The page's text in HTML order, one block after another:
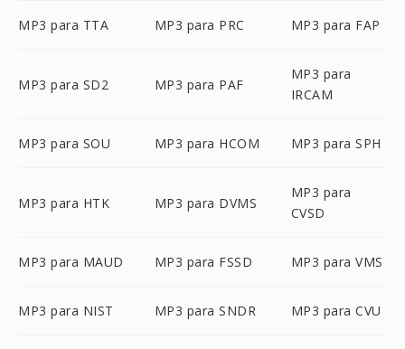
MP3 para TTA MP3 para PRC MP3 para FAP
MP3 para SD2 MP3 para PAF
MP3 para
IRCAM
MP3 para SOU MP3 para HCOM MP3 para SPH
MP3 para HTK MP3 para DVMS
MP3 para
CVSD
MP3 para MAUD MP3 para FSSD MP3 para VMS
MP3 para NIST MP3 para SNDR MP3 para CVU